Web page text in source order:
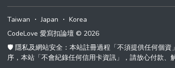
Taiwan ・Japan ・ Korea
CodeLove 愛寫扣論壇 © 2026
🛡️ 隱私及網站安全：本站註冊過程「不須提供任何個
序，本站「不會紀錄任何信用卡資訊」，請放心付款、